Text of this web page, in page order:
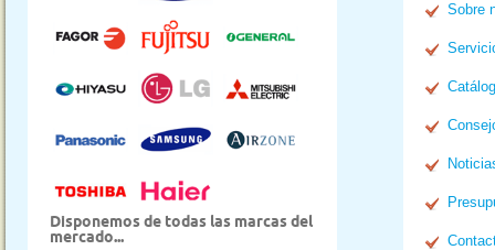
Disponemos de todas las marcas del
mercado...
Sobre